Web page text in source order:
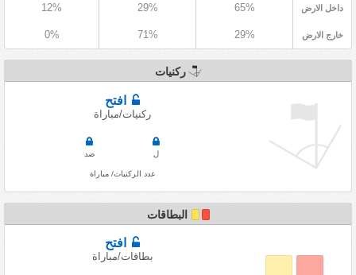
داخل الارض 65%
29%
12%
خارج الارض 29%
71%
0%
ركنيات
افتح
ركنيات/مباراة
ضد ل
عدد الركنيات/ مباراة
البطاقات
افتح
بطاقات/مباراة